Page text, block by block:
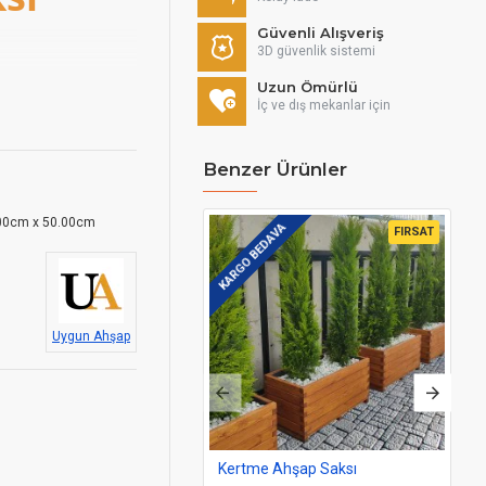
mekanlarınızda
fark yaratan,
çekmekte en
Ahşap saksı
Çit Saksı
direnç
x 50.00cm
Uygun Ahşap
Güvenli Alışveriş
3D güvenlik sistemi
Uzun Ömürlü
İç ve dış mekanlar için
Benzer Ürünler
FIRSAT
KARGO BEDAVA
Kertme Ahşap Saksı